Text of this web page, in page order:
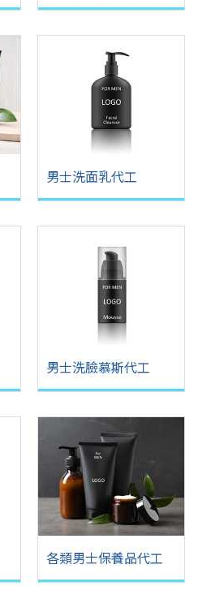
男士洗面乳代工
男士洗臉慕斯代工
各類男士保養品代工